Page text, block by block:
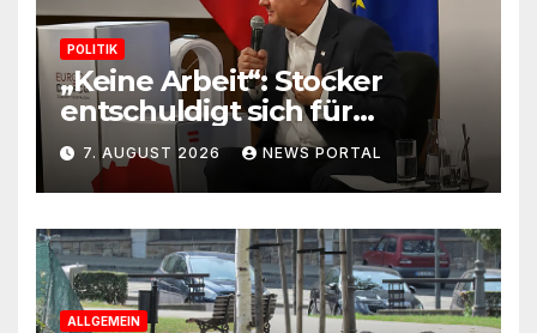
POLITIK
„Keine Arbeit“: Stocker
entschuldigt sich für
Skandal-Aussage zu
Kindererziehung
7. AUGUST 2026 NEWS PORTAL
ALLGEMEIN